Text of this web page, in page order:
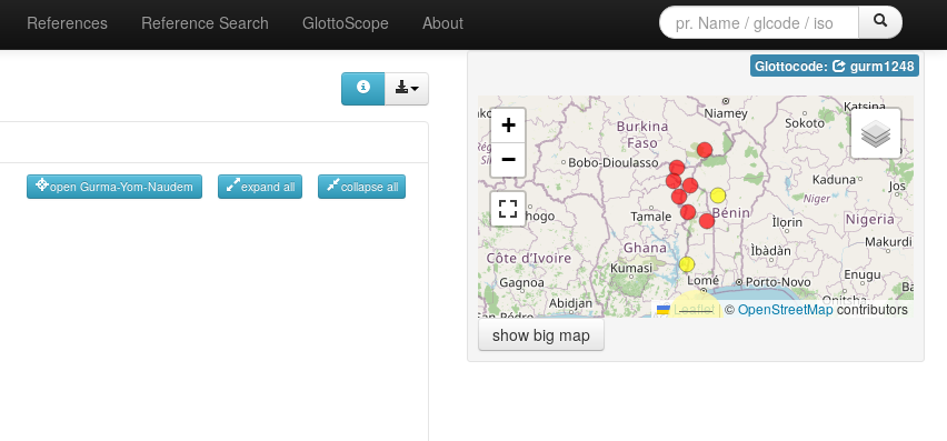
References Reference Search GlottoScope About
open Gurma-Yom-Naudem expand all collapse all
Glottocode: gurm1248
+
−
Leaflet|©OpenStreetMapcontributors
show big map